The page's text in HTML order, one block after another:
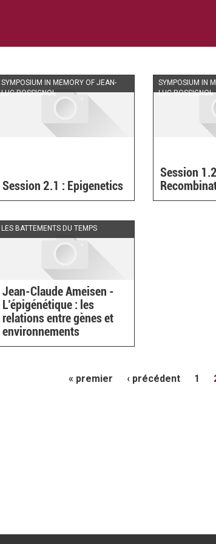
SYMPOSIUM IN MEMORY OF JEAN-
LUC ROSSIGNOL
Session 2.1 : Epigenetics
SYMPOSIUM IN
LUC ROSSIGNOL
Session
LES BATTEMENTS DU TEMPS
Jean-Claude Ameisen -
L’épigénétique : les
relations entre gènes et
environnements
« premier ‹ précédent 1